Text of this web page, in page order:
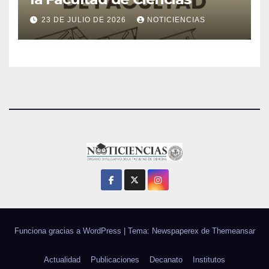
23 DE JULIO DE 2026 NOTICIENCIAS
Funciona gracias a WordPress Tema: Newspaperex de Themeansar
Actualidad Publicaciones Decanato Institutos